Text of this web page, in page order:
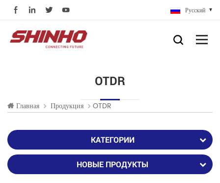
Русский
OTDR
Главная Продукция OTDR
КАТЕГОРИИ
НОВЫЕ ПРОДУКТЫ